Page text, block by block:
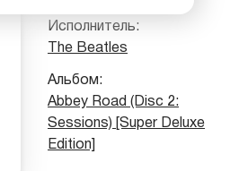
Исполнитель:
The Beatles
Альбом:
Abbey Road (Disc 2:
Sessions) [Super Deluxe
Edition]